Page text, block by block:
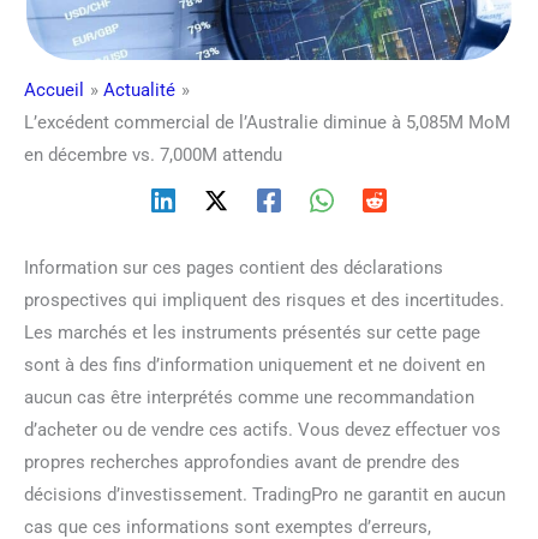
Accueil
Actualité
L’excédent commercial de l’Australie diminue à 5,085M MoM
en décembre vs. 7,000M attendu
Information sur ces pages contient des déclarations
prospectives qui impliquent des risques et des incertitudes.
Les marchés et les instruments présentés sur cette page
sont à des fins d’information uniquement et ne doivent en
aucun cas être interprétés comme une recommandation
d’acheter ou de vendre ces actifs. Vous devez effectuer vos
propres recherches approfondies avant de prendre des
décisions d’investissement. TradingPro ne garantit en aucun
cas que ces informations sont exemptes d’erreurs,